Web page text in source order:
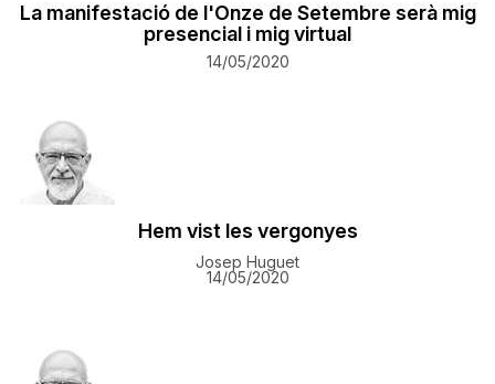
La manifestació de l'Onze de Setembre serà mig
presencial i mig virtual
14/05/2020
Hem vist les vergonyes
Josep Huguet
14/05/2020